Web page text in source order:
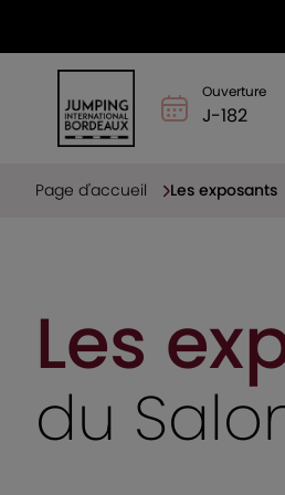
Ouverture
J-182
Page d'accueil Les exposants
Les
du